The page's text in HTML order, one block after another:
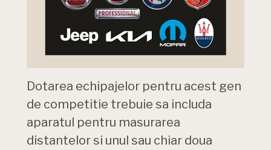
Dotarea echipajelor pentru acest gen
de competitie trebuie sa includa
aparatul pentru masurarea
distantelor si unul sau chiar doua